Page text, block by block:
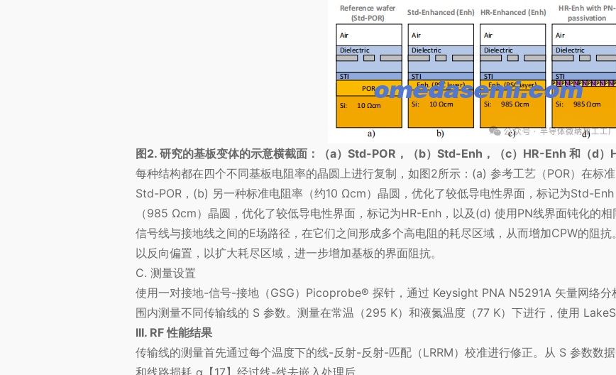
图2. 研究的基板变体的示意横截面：（a）Std-POR，（b）Std-Enh，（c）HR-Enh 和（d）
每种结构都在四个不同基板电阻率的晶圆上进行复制，如图2所示：(a) 参考工艺（POR）在标
Std-POR，(b) 另一种标准电阻率（约10 Ωcm）晶圆，优化了较低导电性界面，标记为Std-
（985 Ωcm）晶圆，优化了较低导电性界面，标记为HR-Enh，以及(d) 使用PN线界面钝化的
信号线与接地线之间的E场路径，在它们之间形成多个高电阻的耗尽区域，从而增加CPW的阻
以反向偏置，以扩大耗尽区域，进一步增加基板的界面阻抗。
C. 测量设置
使用一对接地-信号-接地（GSG）Picoprobe® 探针，通过 Keysight PNA N5291A 矢量网络
围内测量不同传输线的 S 参数。测量在常温（295 K）和液氮温度（77 K）下进行，使用
III. RF 性能结果
传输线的测量首先通过每个温度下的线-反射-反射-匹配（LRRM）校准进行修正。从 S 参数数
和线路损耗 α【17】经过线-线去嵌入处理后。